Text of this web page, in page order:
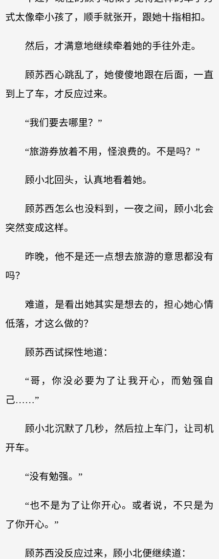
式太像牵小孩了，顺手就张开，跟她十指相扣。
然后，才满意地继续牵着她的手往外走。
顾苏西心跳乱了，她傻傻地跟在后面，一直
到上了车，才反应过来。
“我们要去哪里？”
“旅游券放着不用，怪浪费的。不是吗？”
顾小北回头，认真地看着她。
顾苏西怎么也没料到，一夜之间，顾小北会
突然变成这样。
昨晚，他不是还一点想去旅游的意思都没有
吗？
难道，是看出她其实是想去的，担心她心情
低落，才这么做的？
顾苏西试探性地道：
“哥，你没必要为了让我开心，而勉强自
己……”
顾小北沉默了几秒，然后拉上车门，让司机
开车。
“没有勉强。”
“也不是为了让你开心。或者说，不只是为
了你开心。”
顾苏西没反应过来，顾小北便继续道：